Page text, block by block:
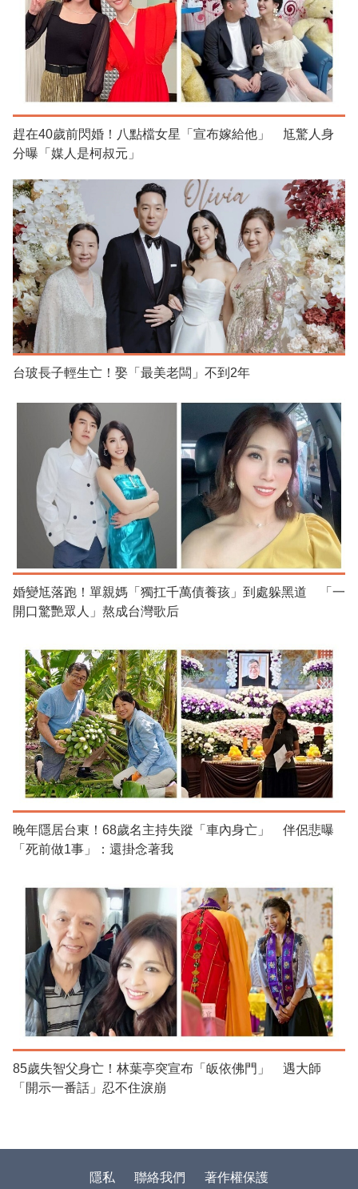
趕在40歲前閃婚！八點檔女星「宣布嫁給他」 尪驚人身
分曝「媒人是柯叔元」
台玻長子輕生亡！娶「最美老闆」不到2年
婚變尪落跑！單親媽「獨扛千萬債養孩」到處躲黑道 「一
開口驚艷眾人」熬成台灣歌后
晚年隱居台東！68歲名主持失蹤「車內身亡」 伴侶悲曝
「死前做1事」：還掛念著我
85歲失智父身亡！林葉亭突宣布「皈依佛門」 遇大師
「開示一番話」忍不住淚崩
隱私 聯絡我們 著作權保護